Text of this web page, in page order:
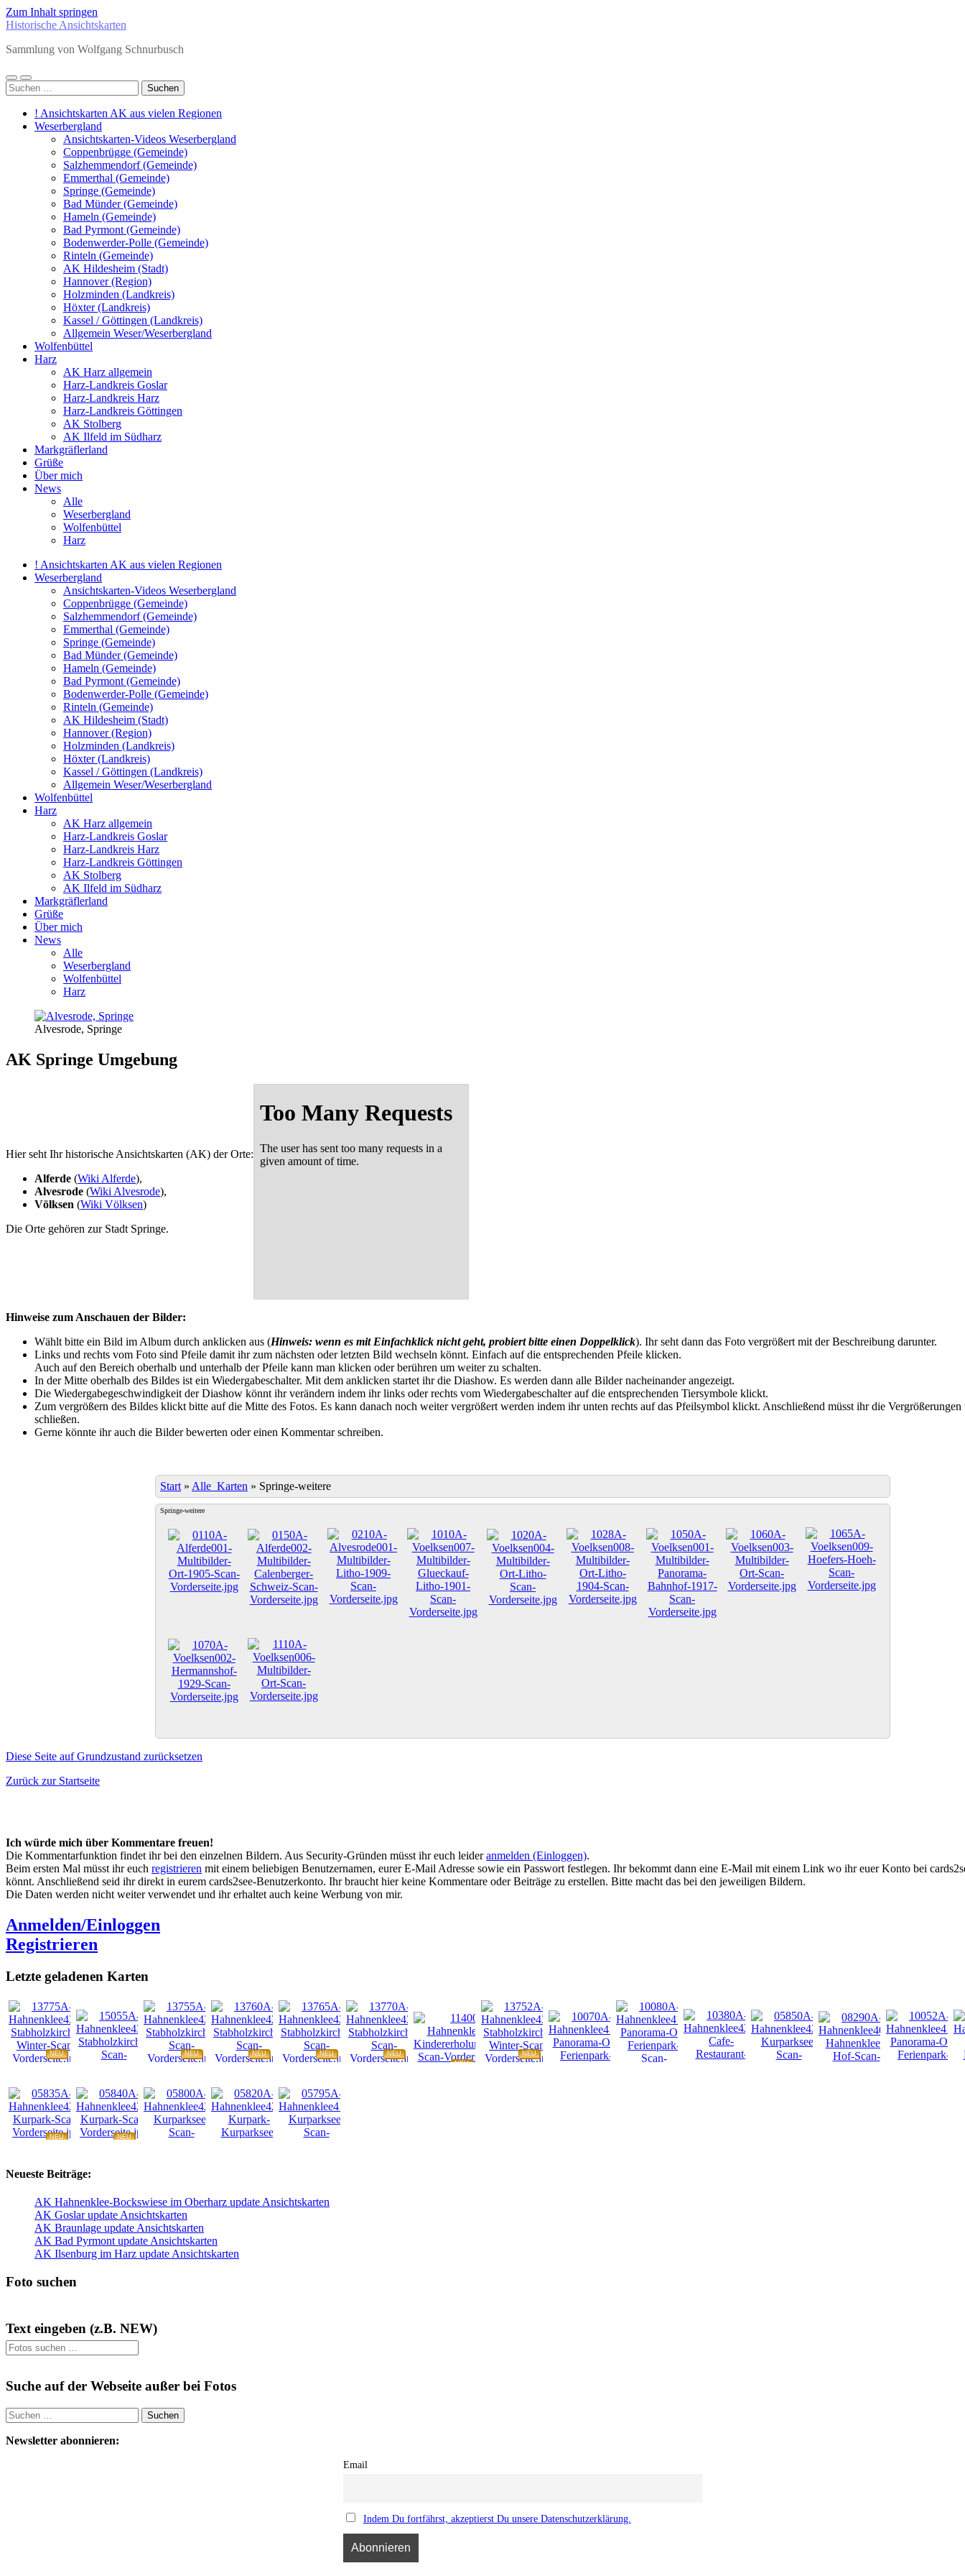
Zum Inhalt springen
Historische Ansichtskarten
Sammlung von Wolfgang Schnurbusch
Mobile-
Menü
Suchfeld
ein-/ausblenden
Suchen
nach:
! Ansichtskarten AK aus vielen Regionen
Weserbergland
Ansichtskarten-Videos Weserbergland
Coppenbrügge (Gemeinde)
Salzhemmendorf (Gemeinde)
Emmerthal (Gemeinde)
Springe (Gemeinde)
Bad Münder (Gemeinde)
Hameln (Gemeinde)
Bad Pyrmont (Gemeinde)
Bodenwerder-Polle (Gemeinde)
Rinteln (Gemeinde)
AK Hildesheim (Stadt)
Hannover (Region)
Holzminden (Landkreis)
Höxter (Landkreis)
Kassel / Göttingen (Landkreis)
Allgemein Weser/Weserbergland
Wolfenbüttel
Harz
AK Harz allgemein
Harz-Landkreis Goslar
Harz-Landkreis Harz
Harz-Landkreis Göttingen
AK Stolberg
AK Ilfeld im Südharz
Markgräflerland
Grüße
Über mich
News
Alle
Weserbergland
Wolfenbüttel
Harz
! Ansichtskarten AK aus vielen Regionen
Weserbergland
Ansichtskarten-Videos Weserbergland
Coppenbrügge (Gemeinde)
Salzhemmendorf (Gemeinde)
Emmerthal (Gemeinde)
Springe (Gemeinde)
Bad Münder (Gemeinde)
Hameln (Gemeinde)
Bad Pyrmont (Gemeinde)
Bodenwerder-Polle (Gemeinde)
Rinteln (Gemeinde)
AK Hildesheim (Stadt)
Hannover (Region)
Holzminden (Landkreis)
Höxter (Landkreis)
Kassel / Göttingen (Landkreis)
Allgemein Weser/Weserbergland
Wolfenbüttel
Harz
AK Harz allgemein
Harz-Landkreis Goslar
Harz-Landkreis Harz
Harz-Landkreis Göttingen
AK Stolberg
AK Ilfeld im Südharz
Markgräflerland
Grüße
Über mich
News
Alle
Weserbergland
Wolfenbüttel
Harz
Alvesrode, Springe
AK Springe Umgebung
Hier seht Ihr historische Ansichtskarten (AK) der Orte:
Alferde (Wiki Alferde),
Alvesrode (Wiki Alvesrode),
Völksen (Wiki Völksen)
Die Orte gehören zur Stadt Springe.
Hinweise zum Anschauen der Bilder:
Wählt bitte ein Bild im Album durch anklicken aus (Hinweis: wenn es mit Einfachklick nicht geht, probiert bitte einen Doppelklick). Ihr seht dann das Foto vergrößert mit der Beschreibung darunter.
Links und rechts vom Foto sind Pfeile damit ihr zum nächsten oder letzten Bild wechseln könnt. Einfach auf die entsprechenden Pfeile klicken.
Auch auf den Bereich oberhalb und unterhalb der Pfeile kann man klicken oder berühren um weiter zu schalten.
In der Mitte oberhalb des Bildes ist ein Wiedergabeschalter. Mit dem anklicken startet ihr die Diashow. Es werden dann alle Bilder nacheinander angezeigt.
Die Wiedergabegeschwindigkeit der Diashow könnt ihr verändern indem ihr links oder rechts vom Wiedergabeschalter auf die entsprechenden Tiersymbole klickt.
Zum vergrößern des Bildes klickt bitte auf die Mitte des Fotos. Es kann danach noch weiter vergrößert werden indem ihr unten rechts auf das Pfeilsymbol klickt. Anschließend müsst ihr die Vergrößerungen
schließen.
Gerne könnte ihr auch die Bilder bewerten oder einen Kommentar schreiben.
Start » Alle_Karten » Springe-weitere
Springe-weitere
Diese Seite auf Grundzustand zurücksetzen
Zurück zur Startseite
Ich würde mich über Kommentare freuen!
Die Kommentarfunktion findet ihr bei den einzelnen Bildern. Aus Security-Gründen müsst ihr euch leideranmelden (Einloggen).
Beim ersten Mal müsst ihr euch registrieren mit einem beliebigen Benutzernamen, eurer E-Mail Adresse sowie ein Passwort festlegen. Ihr bekommt dann eine E-Mail mit einem Link wo ihr euer Konto bei
könnt. Anschließend seid ihr direkt in eurem cards2see-Benutzerkonto. Ihr braucht hier keine Kommentare oder Beiträge zu erstellen. Bitte macht das bei den jeweiligen Bildern.
Die Daten werden nicht weiter verwendet und ihr erhaltet auch keine Werbung von mir.
Anmelden/Einloggen
Registrieren
Letzte geladenen Karten
NEU NEU NEU NEU
NEU
NEU
NEU
NEU
NEU
Neueste Beiträge:
AK Hahnenklee-Bockswiese im Oberharz update Ansichtskarten
AK Goslar update Ansichtskarten
AK Braunlage update Ansichtskarten
AK Bad Pyrmont update Ansichtskarten
AK Ilsenburg im Harz update Ansichtskarten
Foto suchen
Text eingeben (z.B. NEW)
Suche auf der Webseite außer bei Fotos
Suchen
nach:
Newsletter abonnieren:
Email
Indem Du fortfährst, akzeptierst Du unsere Datenschutzerklärung.